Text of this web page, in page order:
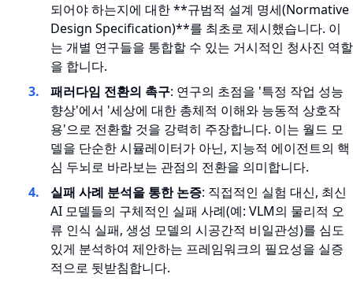
되어야 하는지에 대한 **규범적 설계 명세(Normative
Design Specification)**를 최초로 제시했습니다. 이
는 개별 연구들을 통합할 수 있는 거시적인 청사진 역할
을 합니다.
패러다임 전환의 촉구: 연구의 초점을 '특정 작업 성능
향상'에서 '세상에 대한 총체적 이해와 능동적 상호작
용'으로 전환할 것을 강력히 주장합니다. 이는 월드 모
델을 단순한 시뮬레이터가 아닌, 지능적 에이전트의 핵
심 두뇌로 바라보는 관점의 전환을 의미합니다.
실패 사례 분석을 통한 논증: 직접적인 실험 대신, 최신
AI 모델들의 구체적인 실패 사례(예: VLM의 물리적 오
류 인식 실패, 생성 모델의 시공간적 비일관성)를 심도
있게 분석하여 제안하는 프레임워크의 필요성을 실증
적으로 뒷받침합니다.